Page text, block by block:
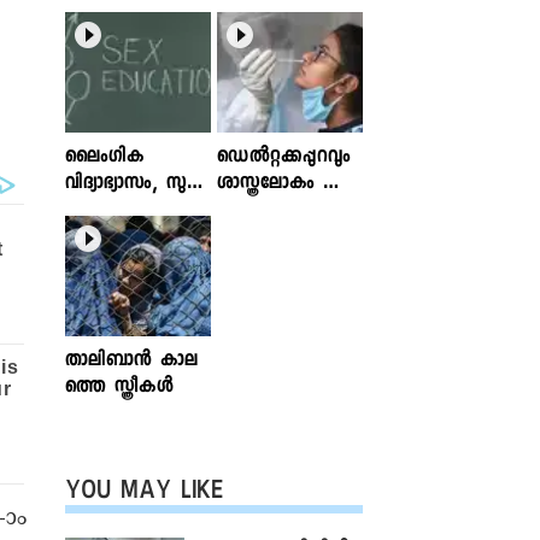
ലൈംഗിക
വിദ്യാഭ്യാസം, സുര
ക്ഷിതവും അ
ല്ലാത്തതുമായ സ്പ
ര്‍ശനങ്ങള്‍; ഇ
ന്‍ഫോക്ലിനിക്ക്
ലേഖനം
വായിക്കാം
ഡെൽറ്റക്കപ്പുറവും
ശാസ്ത്രലോകം ശ്ര
താലിബാന്‍ കാല
ത്തെ സ്ത്രീകള്‍
YOU MAY LIKE